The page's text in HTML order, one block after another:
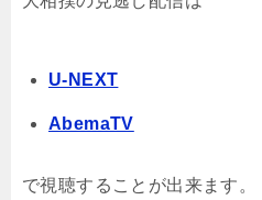
U-NEXT
AbemaTV
で視聴することが出来ます。